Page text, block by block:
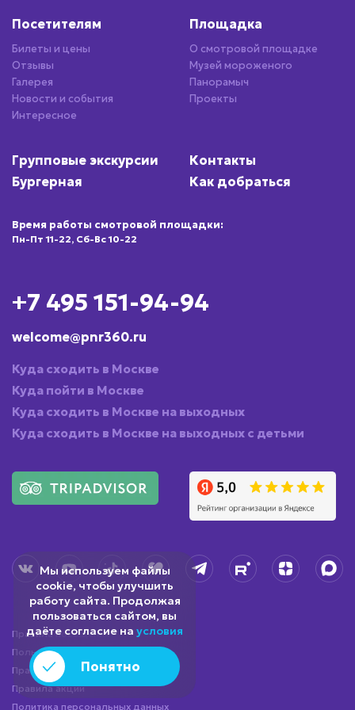
Посетителям
Билеты и цены
Отзывы
Галерея
Новости и события
Интересное
Площадка
О смотровой площадке
Музей мороженого
Панорамыч
Проекты
Групповые экскурсии
Бургерная
Контакты
Как добраться
Время работы смотровой площадки:
Пн-Пт 11-22, Сб-Вс 10-22
+7 495 151-94-94
welcome@pnr360.ru
Куда сходить в Москве
Куда пойти в Москве
Куда сходить в Москве на выходных
Куда сходить в Москве на выходных с детьми
Правила посещения
Пользовательское соглашение
Правила посещения бургерной
Правила акций
Политика персональных данных
Мы используем файлы
cookie, чтобы улучшить
работу сайта. Продолжая
пользоваться сайтом, вы
даёте согласие наусловия
Понятно